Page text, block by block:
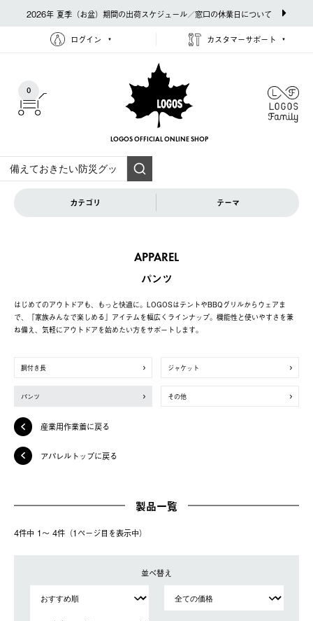
2026年 夏季（お盆）期間の出荷スケジュール／窓口の休業日について
ログイン カスタマーサポート
0
LOGOS OFFICIAL ONLINE SHOP
カテゴリ テーマ
APPAREL
パンツ
はじめてのアウトドアも、もっと快適に。LOGOSはテントやBBQグリルからウェアま
で、「家族みんなで楽しめる」アイテムを幅広くラインナップ。機能性と使いやすさを兼
ね備え、気軽にアウトドアを始めたい方をサポートします。
胴付き長 ジャケット
パンツ その他
産業用作業着に戻る
アパレルトップに戻る
製品一覧
4件中 1〜 4件（1ページ⽬を表⽰中）
並べ替え